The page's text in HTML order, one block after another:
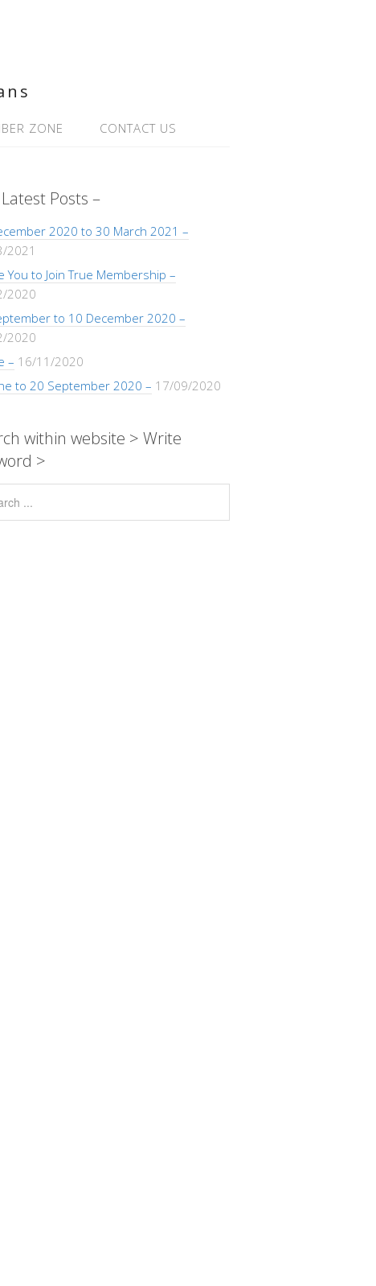
ZONE CONTACT US
Latest Posts –
2020 to 30 March 2021 –
2021
You to Join True Membership –
2020
to 10 December 2020 –
2020
– 16/11/2020
to 20 September 2020 – 17/09/2020
within website > Write
>